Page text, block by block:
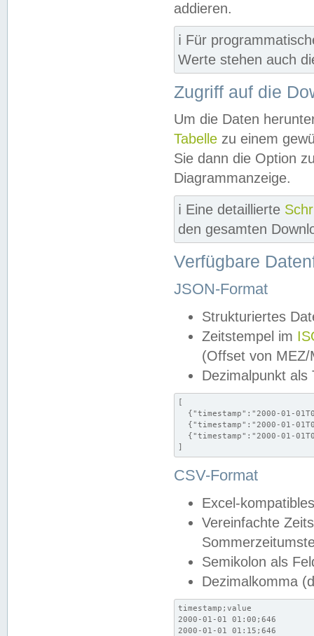
addieren.
ℹ️ Für
Werte stehen auch
Zugriff auf die
Um die Daten
Tabelle zu einem
Sie dann die Option
Diagrammanzeige.
ℹ️ Eine detaillierte
den gesamten
Verfügbare
JSON-Format
Strukturiertes
Zeitstempel im
(Offset von MEZ/
Dezimalpunkt als
[
{"timestamp":"2000-01-
{"timestamp":"2000-01-
{"timestamp":"2000-01-
]
CSV-Format
Excel-
Vereinfachte
Semikolon als
Dezimalkomma
timestamp;value
2000-01-01 01:00;646
2000-01-01 01:15;646